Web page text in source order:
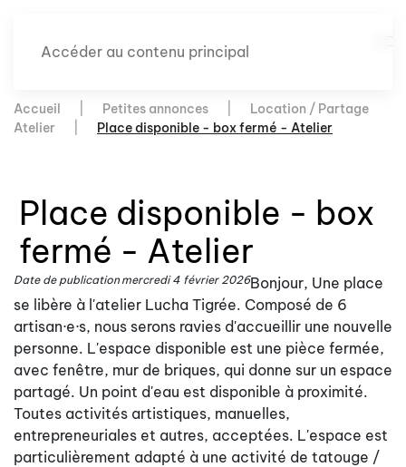
Accéder au contenu principal
Accueil Petites annonces
Location / Partage
Atelier
Place disponible - box fermé - Atelier
Place disponible - box
fermé - Atelier
Date de publication mercredi 4 février 2026Bonjour, Une place
se libère à l'atelier Lucha Tigrée. Composé de 6
artisan·e·s, nous serons ravies d'accueillir une nouvelle
personne. L'espace disponible est une pièce fermée,
avec fenêtre, mur de briques, qui donne sur un espace
partagé. Un point d'eau est disponible à proximité.
Toutes activités artistiques, manuelles,
entrepreneuriales et autres, acceptées. L'espace est
particulièrement adapté à une activité de tatouge /